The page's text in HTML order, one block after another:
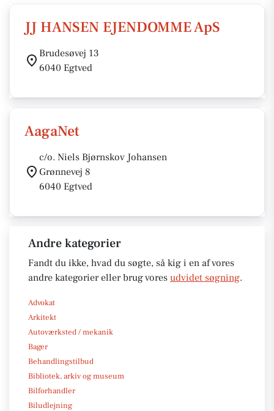
JJ HANSEN EJENDOMME ApS
Brudesøvej 13
6040 Egtved
AagaNet
c/o. Niels Bjørnskov Johansen
Grønnevej 8
6040 Egtved
Andre kategorier
Fandt du ikke, hvad du søgte, så kig i en af vores
andre kategorier eller brug vores udvidet søgning.
Advokat
Arkitekt
Autoværksted / mekanik
Bager
Behandlingstilbud
Bibliotek, arkiv og museum
Bilforhandler
Biludlejning